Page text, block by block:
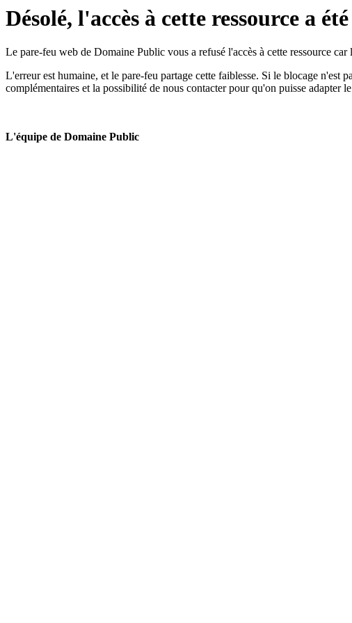
Désolé, l'accès à cette ressource a
Le pare-feu web de Domaine Public vous a refusé l'accès à cette ressource
L'erreur est humaine, et le pare-feu partage cette faiblesse. Si le blocage n'est
complémentaires et la possibilité de nous contacter pour qu'on puisse adapter
L'équipe de Domaine Public